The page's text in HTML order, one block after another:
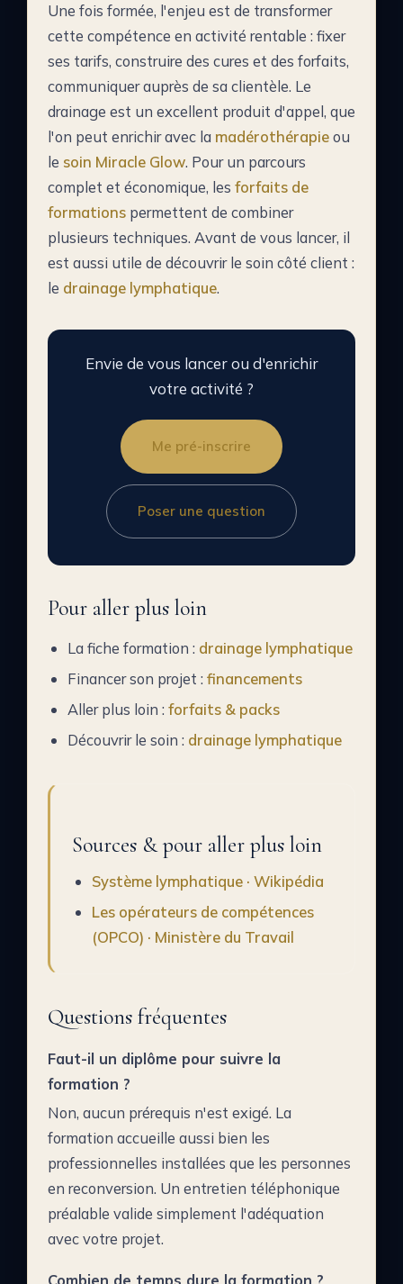
Une fois formée, l'enjeu est de transformer
cette compétence en activité rentable : fixer
ses tarifs, construire des cures et des forfaits,
communiquer auprès de sa clientèle. Le
drainage est un excellent produit d'appel, que
l'on peut enrichir avec la madérothérapieou
le soin Miracle Glow. Pour un parcours
complet et économique, les forfaits de
formations permettent de combiner
plusieurs techniques. Avant de vous lancer, il
est aussi utile de découvrir le soin côté client :
le drainage lymphatique.
Envie de vous lancer ou d'enrichir
votre activité ?
Me pré-inscrire
Poser une question
Pour aller plus loin
La fiche formation : drainage lymphatique
Financer son projet : financements
Aller plus loin : forfaits & packs
Découvrir le soin : drainage lymphatique
Sources & pour aller plus loin
Système lymphatique · Wikipédia
Les opérateurs de compétences
(OPCO) · Ministère du Travail
Questions fréquentes
Faut-il un diplôme pour suivre la
formation ?
Non, aucun prérequis n'est exigé. La
formation accueille aussi bien les
professionnelles installées que les personnes
en reconversion. Un entretien téléphonique
préalable valide simplement l'adéquation
avec votre projet.
Combien de temps dure la formation ?